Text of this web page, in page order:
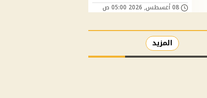
08 أغسطس, 2026 05:00 ص
المزيد